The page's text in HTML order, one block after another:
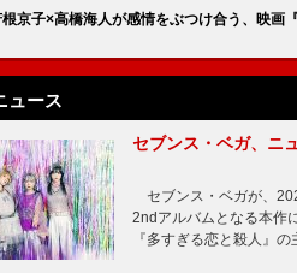
京子×高橋海人が感情をぶつけ合う、映画
ュース
セブンス・ベガ、ニ
セブンス・ベガが、
2ndアルバムとなる本作
『多すぎる恋と殺人』